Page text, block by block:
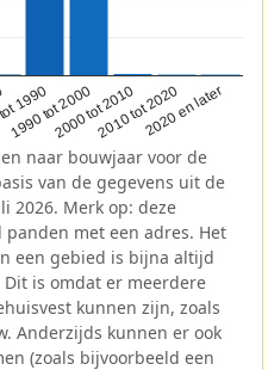
1990
1990 tot 20002000 tot 20102010 tot 20202020 en later
naar bouwjaar voor de
van de gegevens uit de
2026. Merk op: deze
met een adres. Het
een gebied is bijna altijd
is omdat er meerdere
kunnen zijn, zoals
Anderzijds kunnen er ook
(zoals bijvoorbeeld een